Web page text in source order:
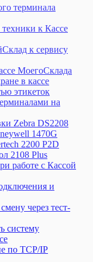
терминала
к Кассе
к сервису
МоегоСклада
в кассе
этикеток
на
Zebra DS2208
1470G
2200 P2D
2108 Plus
работе с Кассой
и
через тест-
систему
по TCP/IP